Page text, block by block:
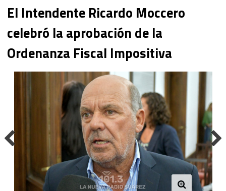
El Intendente Ricardo Moccero
celebró la aprobación de la
Ordenanza Fiscal Impositiva